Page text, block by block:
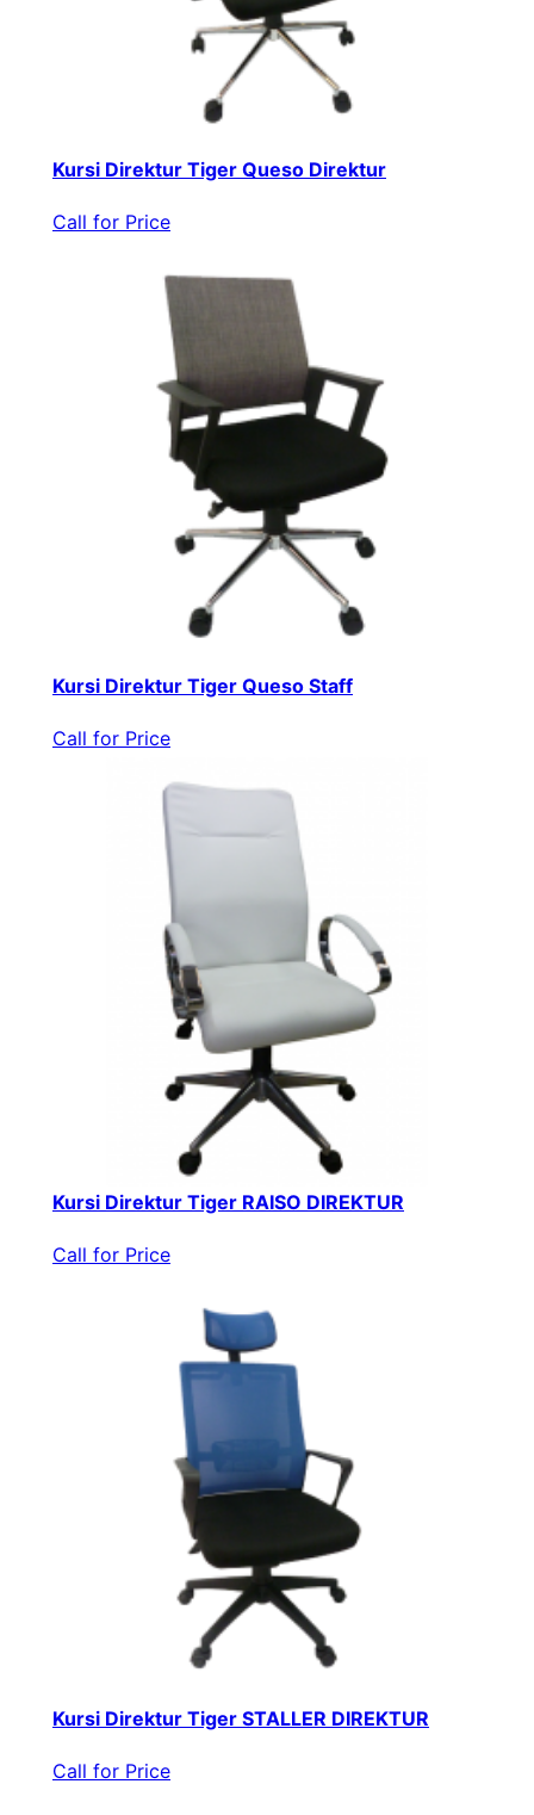
Kursi Direktur Tiger Queso Direktur
Call for Price
Kursi Direktur Tiger Queso Staff
Call for Price
Kursi Direktur Tiger RAISO DIREKTUR
Call for Price
Kursi Direktur Tiger STALLER DIREKTUR
Call for Price